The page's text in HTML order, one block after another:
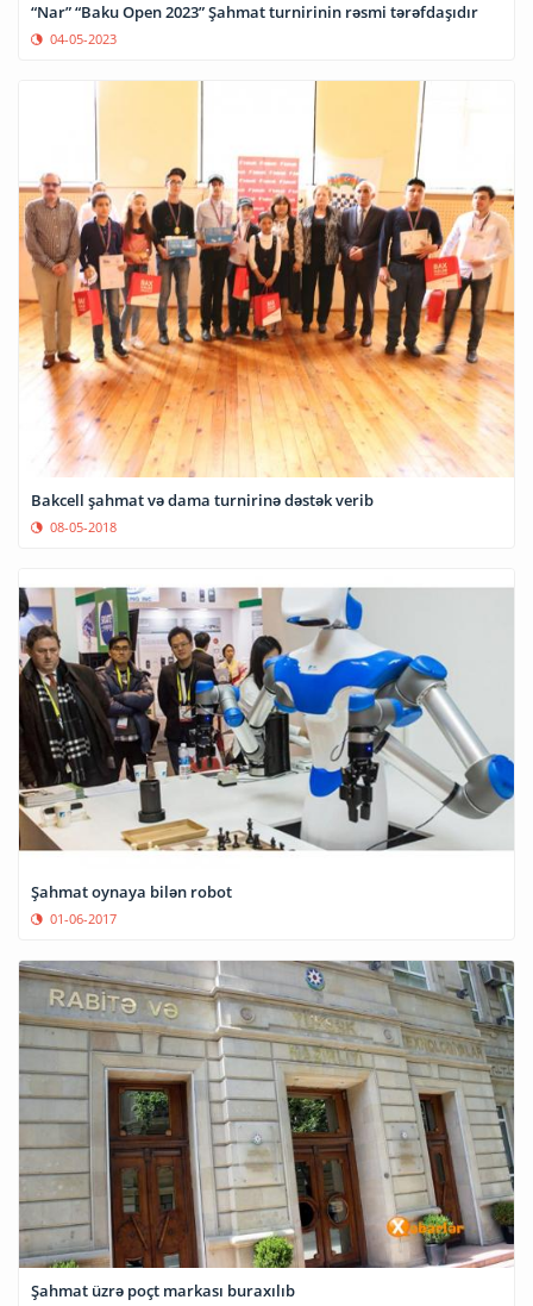
“Nar” “Baku Open 2023” Şahmat turnirinin rəsmi tərəfdaşıdır
04-05-2023
Bakcell şahmat və dama turnirinə dəstək verib
08-05-2018
Şahmat oynaya bilən robot
01-06-2017
Şahmat üzrə poçt markası buraxılıb